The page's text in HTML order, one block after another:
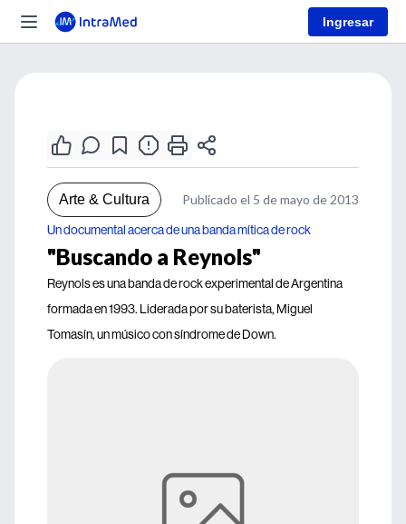
Ingresar
Arte & Cultura Publicado el 5 de mayo de 2013
Un documental acerca de una banda mítica de rock
"Buscando a Reynols"
Reynols es una banda de rock experimental de Argentina
formada en 1993. Liderada por su baterista, Miguel
Tomasín, un músico con síndrome de Down.